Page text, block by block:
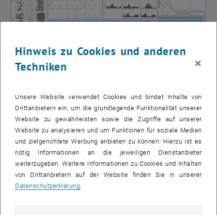
with Different Pore-Forming Agents and
Concentrations
33rd Danubia-Adria Symposium on Advances in Experimental
Mechanics, Portoroz, Slowenien; 20.-23.09.2016
Hinweis zu Cookies und anderen
Techniken
×
Unsere Website verwendet Cookies und bindet Inhalte von
Drittanbietern ein, um die grundlegende Funktionalität unserer
Website zu gewährleisten sowie die Zugriffe auf unserer
Website zu analysieren und um Funktionen für soziale Medien
und zielgerichtete Werbung anbieten zu können. Hierzu ist es
nötig Informationen an die jeweiligen Dienstanbieter
weiterzugeben. Weitere Informationen zu Cookies und Inhalten
von Drittanbietern auf der Website finden Sie in unserer
Datenschutzerklärung.